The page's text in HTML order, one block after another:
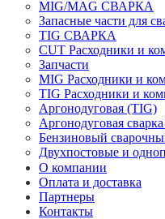
MIG/MAG СВАРКА
Запасные части для
TIG СВАРКА
CUT Расходники и
Запчасти
MIG Расходники и
TIG Расходники и
Аргонодуговая (TIG)
Аргонодуговая
Бензиновый
Двухпостовые и
О компании
Оплата и доставка
Партнеры
Контакты